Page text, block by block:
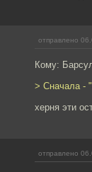
отправлено
Кому:
> Сначала -
херня эти
отправлено